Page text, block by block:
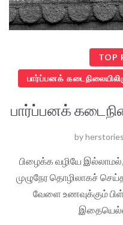
TOP
பார்ப்பனக்
பார்ப்பனக்
byherstories
பிழைக்க வழியே
முழுநேர தொழிலாகச்
வேளை உணவுக்கும்